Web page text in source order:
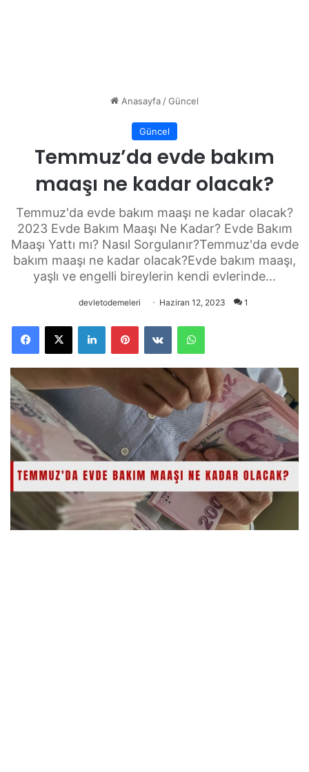
Anasayfa/Güncel
Güncel
Temmuz’da evde bakım
maaşı ne kadar olacak?
Temmuz'da evde bakım maaşı ne kadar olacak?
2023 Evde Bakım Maaşı Ne Kadar? Evde Bakım
Maaşı Yattı mı? Nasıl Sorgulanır?Temmuz'da evde
bakım maaşı ne kadar olacak?Evde bakım maaşı,
yaşlı ve engelli bireylerin kendi evlerinde...
devletodemeleri Haziran 12, 2023 1